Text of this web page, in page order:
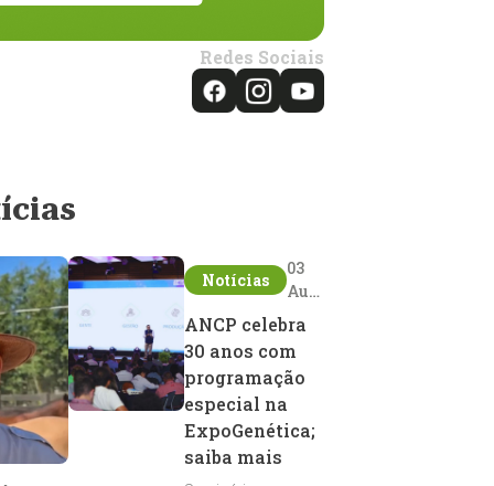
Redes Sociais
Notícias
03
Aug
ANCP celebra
30 anos com
programação
especial na
ExpoGenética;
saiba mais